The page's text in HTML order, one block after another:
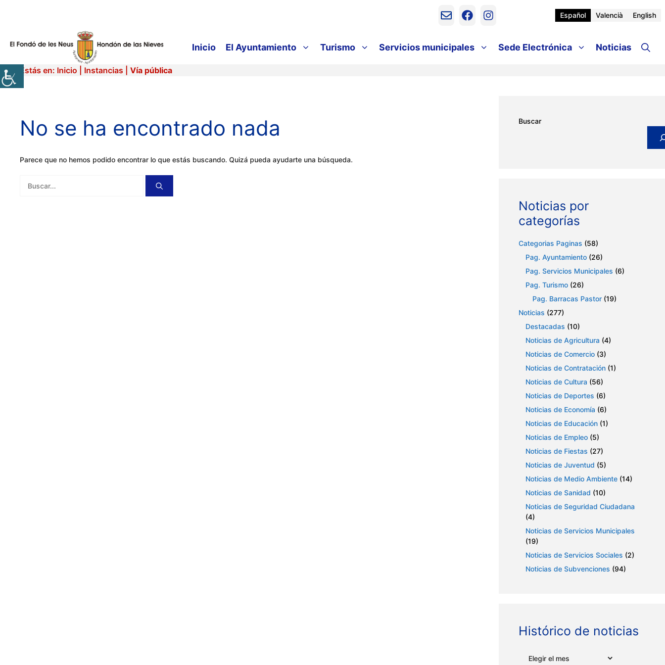
Español Valencià English
Inicio El Ayuntamiento Turismo Servicios municipales Sede Electrónica Noticias
Estás en: Inicio Instancias Vía pública
No se ha encontrado nada
Parece que no hemos podido encontrar lo que estás buscando. Quizá pueda ayudarte una búsqueda.
Buscar
Noticias por
categorías
Categorias Paginas (58)
Pag. Ayuntamiento (26)
Pag. Servicios Municipales (6)
Pag. Turismo (26)
Pag. Barracas Pastor (19)
Noticias (277)
Destacadas (10)
Noticias de Agricultura (4)
Noticias de Comercio (3)
Noticias de Contratación (1)
Noticias de Cultura (56)
Noticias de Deportes (6)
Noticias de Economía (6)
Noticias de Educación (1)
Noticias de Empleo (5)
Noticias de Fiestas (27)
Noticias de Juventud (5)
Noticias de Medio Ambiente (14)
Noticias de Sanidad (10)
Noticias de Seguridad Ciudadana
(4)
Noticias de Servicios Municipales
(19)
Noticias de Servicios Sociales (2)
Noticias de Subvenciones (94)
Histórico de noticias